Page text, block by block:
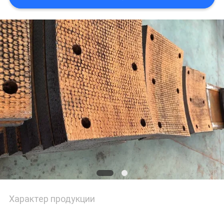
POLICY
Характер продукции